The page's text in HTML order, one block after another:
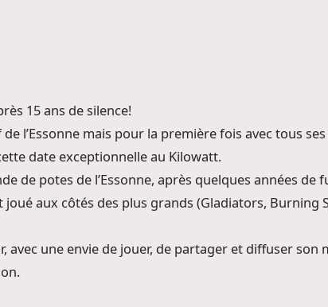
15 ans de silence!
l’Essonne mais pour la première fois avec tous
date exceptionnelle au Kilowatt.
de potes de l’Essonne, après quelques années
joué aux côtés des plus grands (Gladiators, Burning
avec une envie de jouer, de partager et diffuser